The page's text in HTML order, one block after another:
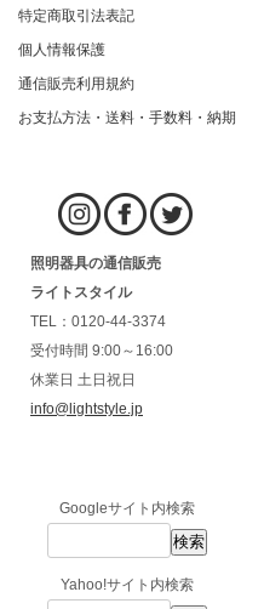
特定商取引法表記
個人情報保護
通信販売利用規約
お支払方法・送料・手数料・納期
照明器具の通信販売
ライトスタイル
TEL：0120-44-3374
受付時間 9:00～16:00
休業日 土日祝日
info@lightstyle.jp
Googleサイト内検索
Yahoo!サイト内検索